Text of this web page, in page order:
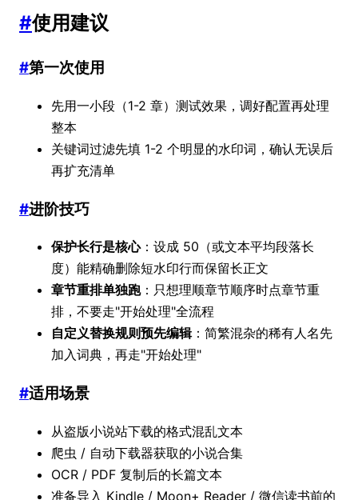
#使用建议
#第一次使用
先用一小段（1-2 章）测试效果，调好配置再处理
整本
关键词过滤先填 1-2 个明显的水印词，确认无误后
再扩充清单
#进阶技巧
保护长行是核心：设成 50（或文本平均段落长
度）能精确删除短水印行而保留长正文
章节重排单独跑：只想理顺章节顺序时点章节重
排，不要走"开始处理"全流程
自定义替换规则预先编辑：简繁混杂的稀有人名先
加入词典，再走"开始处理"
#适用场景
从盗版小说站下载的格式混乱文本
爬虫 / 自动下载器获取的小说合集
OCR / PDF 复制后的长篇文本
准备导入 Kindle / Moon+ Reader / 微信读书前的